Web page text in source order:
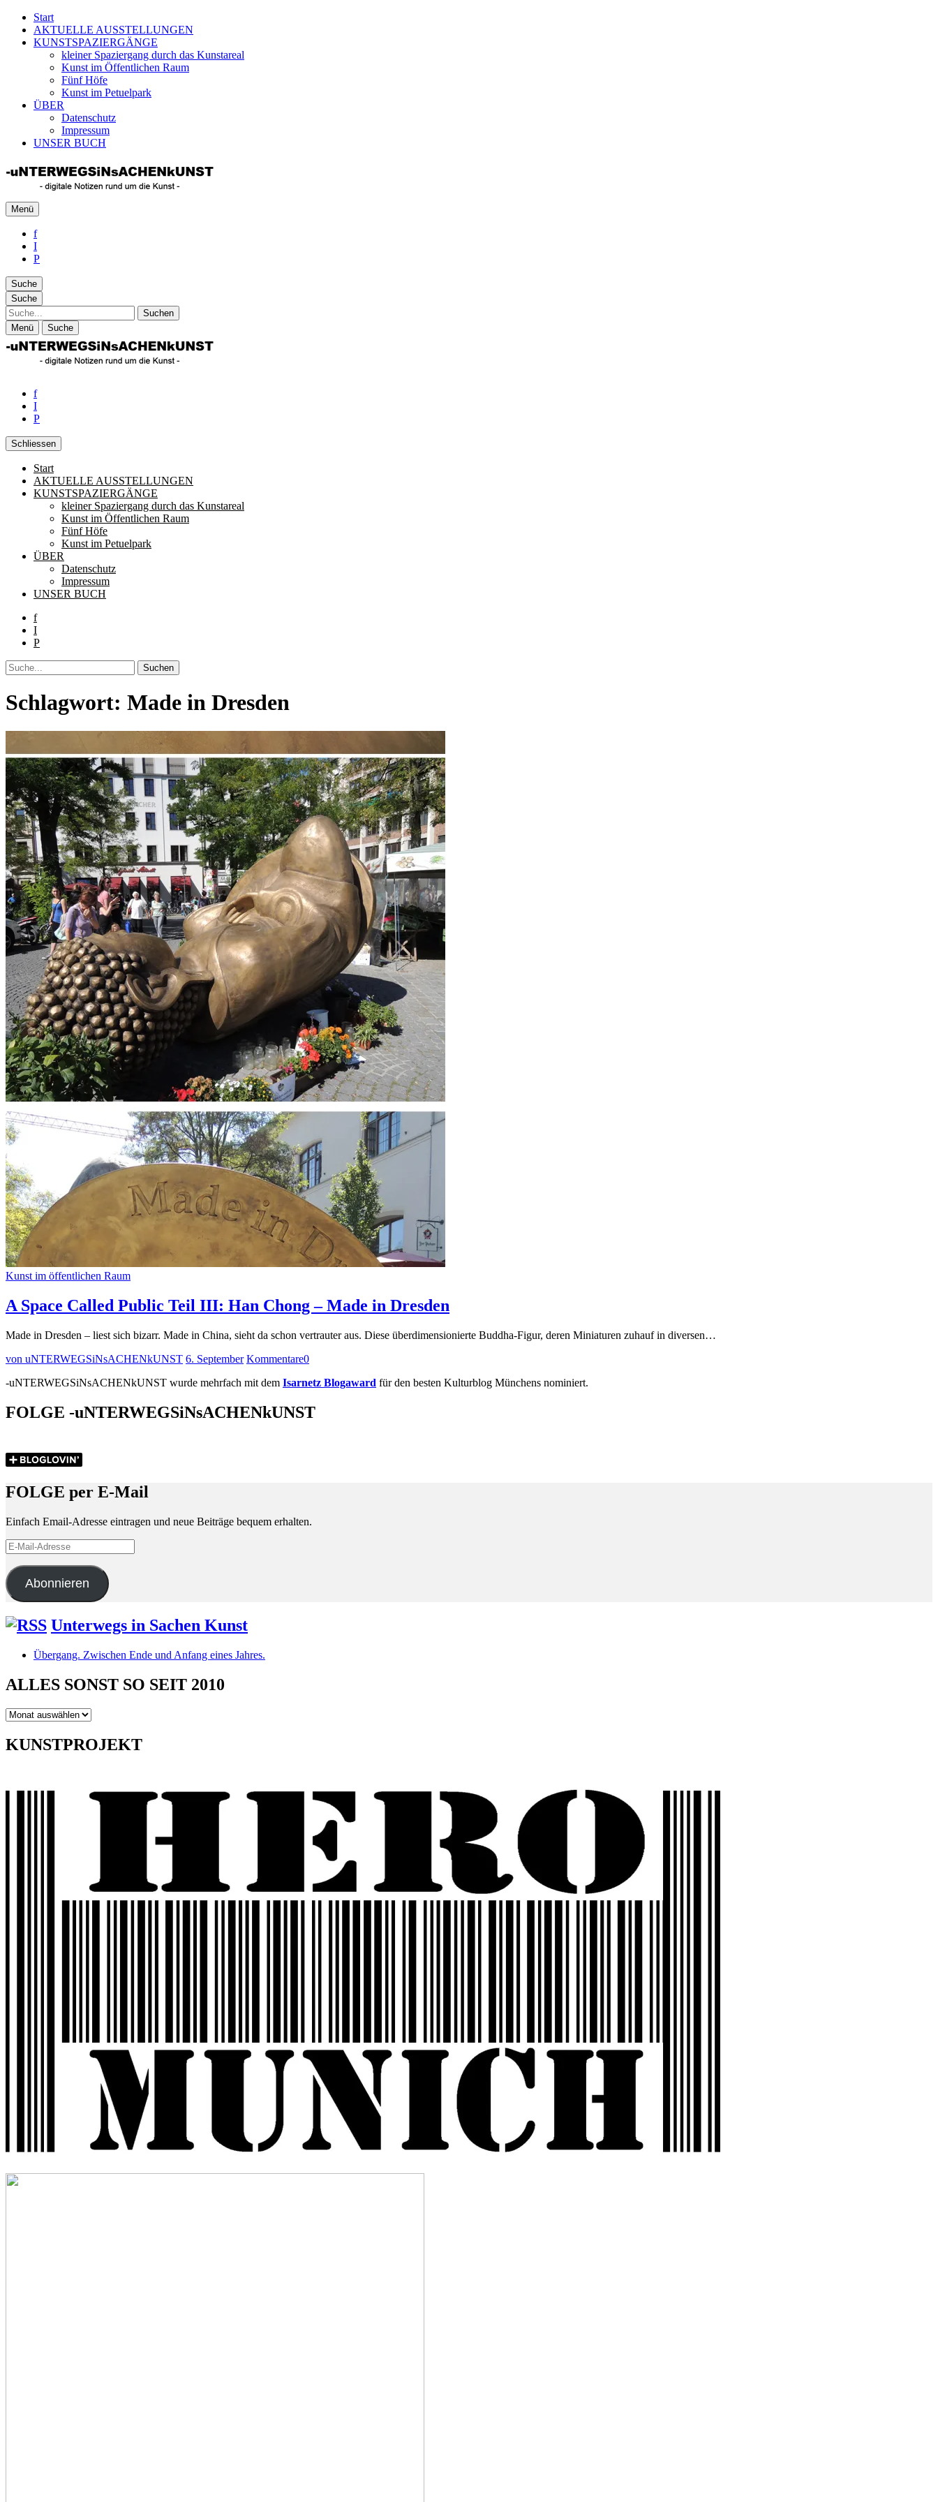
Start
AKTUELLE AUSSTELLUNGEN
KUNSTSPAZIERGÄNGE
kleiner Spaziergang durch das Kunstareal
Kunst im Öffentlichen Raum
Fünf Höfe
Kunst im Petuelpark
ÜBER
Datenschutz
Impressum
UNSER BUCH
Unterwegs in Sachen Kunst
Rund um die zeitgenössische Kunst
Menü
f
I
P
Suche
Suche
Suche
Menü Suche
f
I
P
Schliessen
Unterwegs in Sachen Kunst
Rund um die zeitgenössische Kunst
Start
AKTUELLE AUSSTELLUNGEN
KUNSTSPAZIERGÄNGE
kleiner Spaziergang durch das Kunstareal
Kunst im Öffentlichen Raum
Fünf Höfe
Kunst im Petuelpark
ÜBER
Datenschutz
Impressum
UNSER BUCH
f
I
P
Suche
Schlagwort: Made in Dresden
Kunst im öffentlichen Raum
A Space Called Public Teil III: Han Chong – Made in Dresden
Made in Dresden – liest sich bizarr. Made in China, sieht da schon vertrauter aus. Diese überdimensionierte Buddha-Figur, deren Miniaturen zuhauf in diversen…
von uNTERWEGSiNsACHENkUNST 6. September Kommentare0
-uNTERWEGSiNsACHENkUNST wurde mehrfach mit dem Isarnetz Blogaward für den besten Kulturblog Münchens nominiert.
FOLGE -uNTERWEGSiNsACHENkUNST
FOLGE per E-Mail
Einfach Email-Adresse eintragen und neue Beiträge bequem erhalten.
E-
Mail-
Adresse
Abonnieren
Unterwegs in Sachen Kunst
Übergang. Zwischen Ende und Anfang eines Jahres.
ALLES SONST SO SEIT 2010
ALLES
SO
SEIT
KUNSTPROJEKT